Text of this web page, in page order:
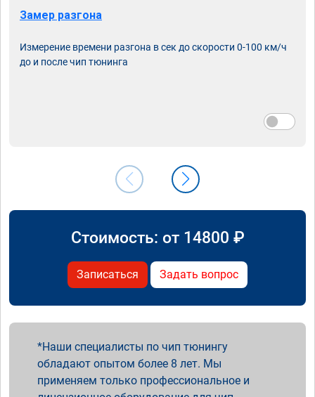
Замер разгона
Измерение времени разгона в сек до скорости 0-100 км/ч
до и после чип тюнинга
Стоимость: от 14800 ₽
Записаться Задать вопрос
Наши специалисты по чип тюнингу
обладают опытом более 8 лет. Мы
применяем только профессиональное и